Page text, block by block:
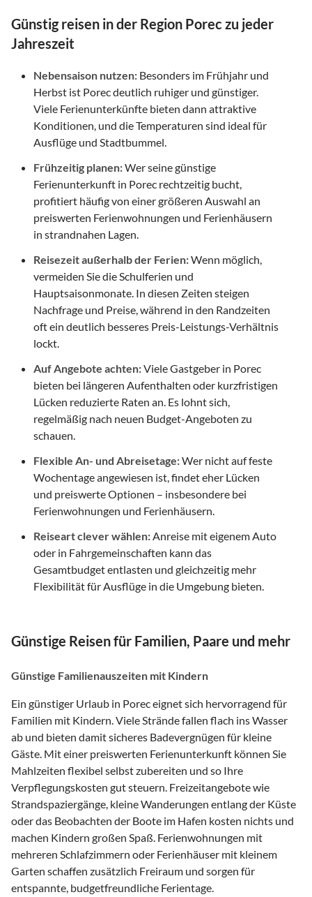
Günstig reisen in der Region Porec zu jeder
Jahreszeit
Nebensaison nutzen: Besonders im Frühjahr und
Herbst ist Porec deutlich ruhiger und günstiger.
Viele Ferienunterkünfte bieten dann attraktive
Konditionen, und die Temperaturen sind ideal für
Ausflüge und Stadtbummel.
Frühzeitig planen:Wer seine günstige
Ferienunterkunft in Porec rechtzeitig bucht,
profitiert häufig von einer größeren Auswahl an
preiswerten Ferienwohnungen und Ferienhäusern
in strandnahen Lagen.
Reisezeit außerhalb der Ferien:Wenn möglich,
vermeiden Sie die Schulferien und
Hauptsaisonmonate. In diesen Zeiten steigen
Nachfrage und Preise, während in den Randzeiten
oft ein deutlich besseres Preis-Leistungs-Verhältnis
lockt.
Auf Angebote achten:Viele Gastgeber in Porec
bieten bei längeren Aufenthalten oder kurzfristigen
Lücken reduzierte Raten an. Es lohnt sich,
regelmäßig nach neuen Budget-Angeboten zu
schauen.
Flexible An- und Abreisetage:Wer nicht auf feste
Wochentage angewiesen ist, findet eher Lücken
und preiswerte Optionen – insbesondere bei
Ferienwohnungen und Ferienhäusern.
Reiseart clever wählen:Anreise mit eigenem Auto
oder in Fahrgemeinschaften kann das
Gesamtbudget entlasten und gleichzeitig mehr
Flexibilität für Ausflüge in die Umgebung bieten.
Günstige Reisen für Familien, Paare und mehr
Günstige Familienauszeiten mit Kindern
Ein günstiger Urlaub in Porec eignet sich hervorragend für
Familien mit Kindern. Viele Strände fallen flach ins Wasser
ab und bieten damit sicheres Badevergnügen für kleine
Gäste. Mit einer preiswerten Ferienunterkunft können Sie
Mahlzeiten flexibel selbst zubereiten und so Ihre
Verpflegungskosten gut steuern. Freizeitangebote wie
Strandspaziergänge, kleine Wanderungen entlang der Küste
oder das Beobachten der Boote im Hafen kosten nichts und
machen Kindern großen Spaß. Ferienwohnungen mit
mehreren Schlafzimmern oder Ferienhäuser mit kleinem
Garten schaffen zusätzlich Freiraum und sorgen für
entspannte, budgetfreundliche Ferientage.